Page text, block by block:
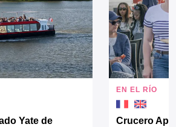
Yate de
EN EL RÍO
Crucero